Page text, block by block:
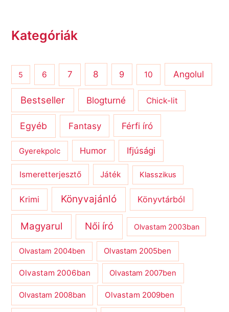
Kategóriák
5 6 7 8 9 10 Angolul
Bestseller Blogturné Chick-lit
Egyéb Fantasy Férfi író
Gyerekpolc Humor Ifjúsági
Ismeretterjesztő Játék Klasszikus
Krimi Könyvajánló Könyvtárból
Magyarul Női író Olvastam 2003ban
Olvastam 2004ben Olvastam 2005ben
Olvastam 2006ban Olvastam 2007ben
Olvastam 2008ban Olvastam 2009ben